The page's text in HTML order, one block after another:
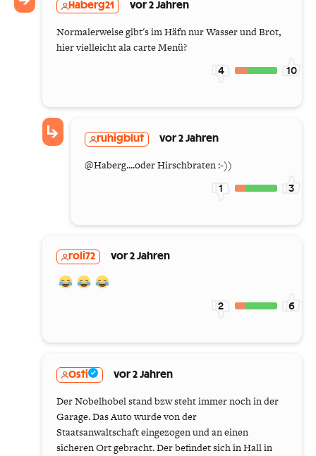
Haberg21 vor 2 Jahren
Normalerweise gibt's im Häfn nur Wasser und Brot,
hier vielleicht ala carte Menü?
4 10
ruhigblut vor 2 Jahren
@Haberg....oder Hirschbraten :-))
1 3
roli72 vor 2 Jahren
2 6
Osti vor 2 Jahren
Der Nobelhobel stand bzw steht immer noch in der
Garage. Das Auto wurde von der
Staatsanwaltschaft eingezogen und an einen
sicheren Ort gebracht. Der befindet sich in Hall in